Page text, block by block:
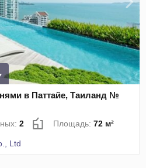
в Паттайе, Таиланд №
2 Площадь:72 м²
Ltd